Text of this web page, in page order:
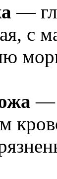
—
с
—